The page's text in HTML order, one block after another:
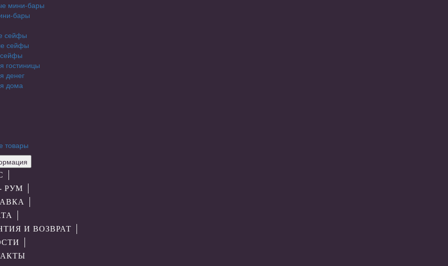
мини-бары
бары
сейфы
сейфы
гостиницы
денег
дома
товары
РУМ
И ВОЗВРАТ